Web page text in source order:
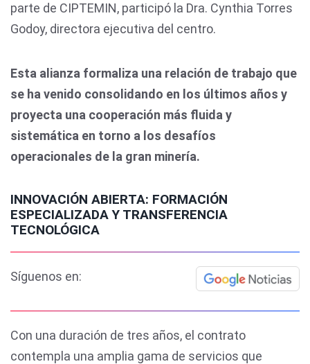
parte de CIPTEMIN, participó la Dra. Cynthia Torres
Godoy, directora ejecutiva del centro.
Esta alianza formaliza una relación de trabajo que
se ha venido consolidando en los últimos años y
proyecta una cooperación más fluida y
sistemática en torno a los desafíos
operacionales de la gran minería.
INNOVACIÓN ABIERTA: FORMACIÓN
ESPECIALIZADA Y TRANSFERENCIA
TECNOLÓGICA
Síguenos en:
Con una duración de tres años, el contrato
contempla una amplia gama de servicios que